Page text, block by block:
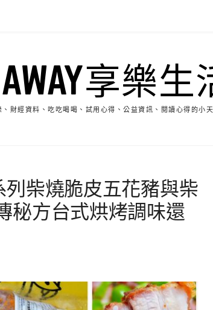
享樂生
財經資料、吃吃喝喝、試用心得、公益資訊、閱讀心得的小
列柴燒脆皮五花豬與柴
秘方台式烘烤調味還